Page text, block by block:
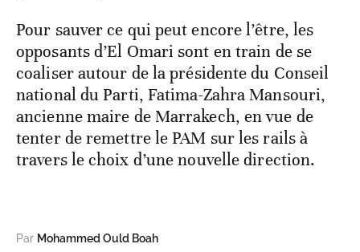
Pour sauver ce qui peut encore l’être, les
opposants d’El Omari sont en train de se
coaliser autour de la présidente du Conseil
national du Parti, Fatima-Zahra Mansouri,
ancienne maire de Marrakech, en vue de
tenter de remettre le PAM sur les rails à
travers le choix d’une nouvelle direction.
Par Mohammed Ould Boah